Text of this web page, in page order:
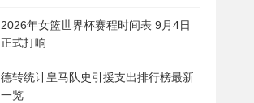
2026年女篮世界杯赛程时间表 9月4日
正式打响
德转统计皇马队史引援支出排行榜最新
一览